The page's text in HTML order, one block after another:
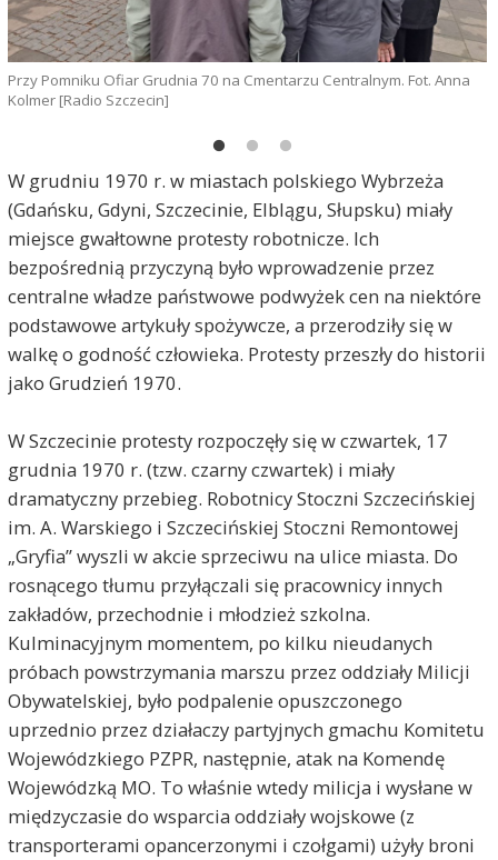
Przy Pomniku Ofiar Grudnia 70 na Cmentarzu Centralnym. Fot. Anna
Kolmer [Radio Szczecin]
W grudniu 1970 r. w miastach polskiego Wybrzeża
(Gdańsku, Gdyni, Szczecinie, Elblągu, Słupsku) miały
miejsce gwałtowne protesty robotnicze. Ich
bezpośrednią przyczyną było wprowadzenie przez
centralne władze państwowe podwyżek cen na niektóre
podstawowe artykuły spożywcze, a przerodziły się w
walkę o godność człowieka. Protesty przeszły do historii
jako Grudzień 1970.
W Szczecinie protesty rozpoczęły się w czwartek, 17
grudnia 1970 r. (tzw. czarny czwartek) i miały
dramatyczny przebieg. Robotnicy Stoczni Szczecińskiej
im. A. Warskiego i Szczecińskiej Stoczni Remontowej
„Gryfia” wyszli w akcie sprzeciwu na ulice miasta. Do
rosnącego tłumu przyłączali się pracownicy innych
zakładów, przechodnie i młodzież szkolna.
Kulminacyjnym momentem, po kilku nieudanych
próbach powstrzymania marszu przez oddziały Milicji
Obywatelskiej, było podpalenie opuszczonego
uprzednio przez działaczy partyjnych gmachu Komitetu
Wojewódzkiego PZPR, następnie, atak na Komendę
Wojewódzką MO. To właśnie wtedy milicja i wysłane w
międzyczasie do wsparcia oddziały wojskowe (z
transporterami opancerzonymi i czołgami) użyły broni